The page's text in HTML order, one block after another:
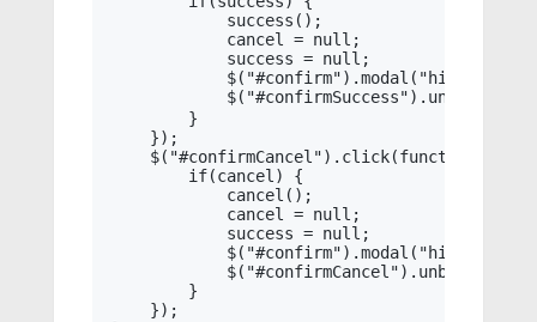
            success();
            cancel = null;
            success = null;
            $("#confirm").modal("hide");
        }
    });
    $("#confirmCancel").click(function() {
        if(cancel) {
            cancel();
            cancel = null;
            success = null;
            $("#confirm").modal("hide");
        }
    });